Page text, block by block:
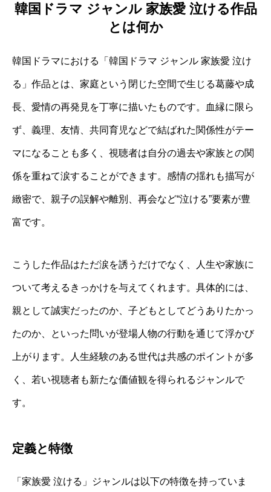
韓国ドラマ ジャンル 家族愛 泣ける作品
とは何か
韓国ドラマにおける「韓国ドラマ ジャンル 家族愛 泣け
る」作品とは、家庭という閉じた空間で生じる葛藤や成
長、愛情の再発見を丁寧に描いたものです。血縁に限ら
ず、義理、友情、共同育児などで結ばれた関係性がテー
マになることも多く、視聴者は自分の過去や家族との関
係を重ねて涙することができます。感情の揺れも描写が
緻密で、親子の誤解や離別、再会など“泣ける”要素が豊
富です。
こうした作品はただ涙を誘うだけでなく、人生や家族に
ついて考えるきっかけを与えてくれます。具体的には、
親として誠実だったのか、子どもとしてどうありたかっ
たのか、といった問いが登場人物の行動を通じて浮かび
上がります。人生経験のある世代は共感のポイントが多
く、若い視聴者も新たな価値観を得られるジャンルで
す。
定義と特徴
「家族愛 泣ける」ジャンルは以下の特徴を持っていま